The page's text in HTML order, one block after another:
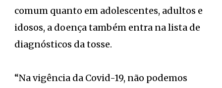
comum quanto em adolescentes, adultos e
idosos, a doença também entra na lista de
diagnósticos da tosse.
“Na vigência da Covid-19, não podemos